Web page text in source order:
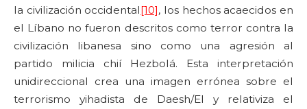
la civilización occidental[10], los hechos acaecidos en
el Líbano no fueron descritos como terror contra la
civilización libanesa sino como una agresión al
partido milicia chií Hezbolá. Esta interpretación
unidireccional crea una imagen errónea sobre el
terrorismo yihadista de Daesh/EI y relativiza el